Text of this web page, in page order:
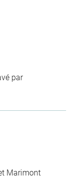
par
Marimont